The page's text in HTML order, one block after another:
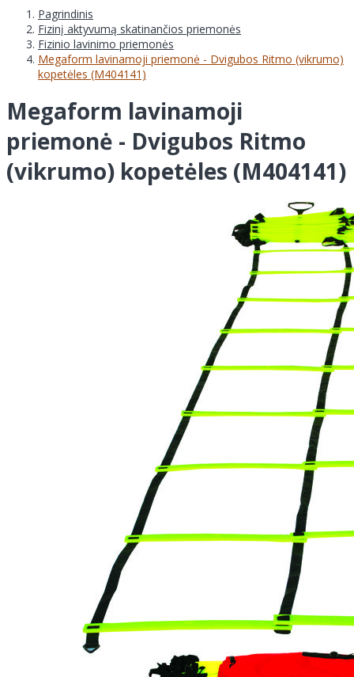
Pagrindinis
Fizinį aktyvumą skatinančios priemonės
Fizinio lavinimo priemonės
Megaform lavinamoji priemonė - Dvigubos Ritmo (vikrumo)
kopetėles (M404141)
Megaform lavinamoji
priemonė - Dvigubos Ritmo
(vikrumo) kopetėles (M404141)